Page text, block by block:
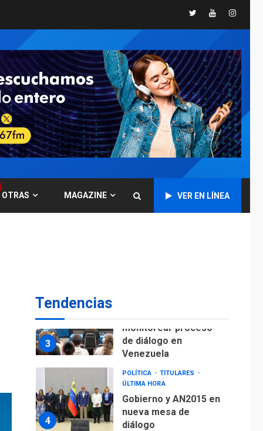
TwitterYoutube
OTRAS MAGAZINE VER EN LÍNEA
Tendencias
7
GUERRA EN EL MUNDO
Ucrania y Rusia
intensifican
ofensivas de largo
alcance
NACIONALES
TITULARES
ÚLTIMA HORA
Instalan carpas
metálicas como
terminales
Aeropuerto de
3
monitorear proceso
de diálogo en
Venezuela
4
POLÍTICA
TITULARES
ÚLTIMA HORA
Gobierno y AN2015 en
nueva mesa de
diálogo